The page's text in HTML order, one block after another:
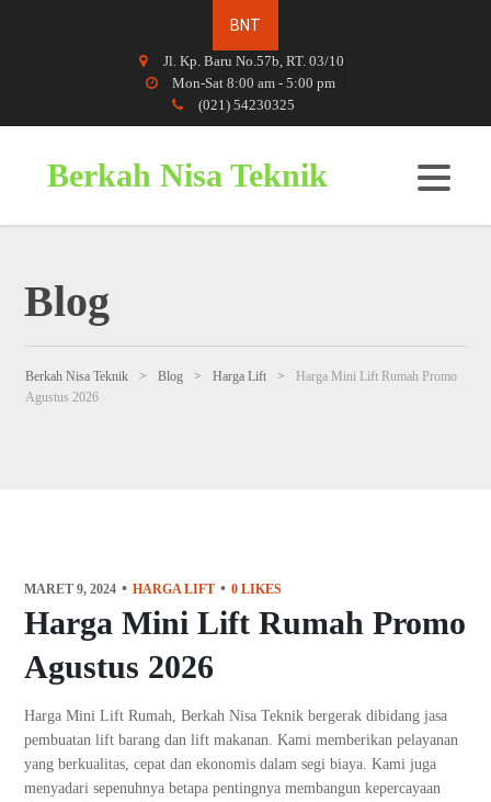
Jl. Kp. Baru No.57b, RT. 03/10
Mon-Sat 8:00 am - 5:00 pm
(021) 54230325
Berkah Nisa Teknik
Blog
Berkah Nisa Teknik > Blog > Harga Lift >
Harga Mini Lift Rumah Promo
Agustus 2026
MARET 9, 2024 HARGA LIFT 0 LIKES
Harga Mini Lift Rumah Promo
Agustus 2026
Harga Mini Lift Rumah, Berkah Nisa Teknik bergerak dibidang jasa
pembuatan lift barang dan lift makanan. Kami memberikan pelayanan
yang berkualitas, cepat dan ekonomis dalam segi biaya. Kami juga
menyadari sepenuhnya betapa pentingnya membangun kepercayaan